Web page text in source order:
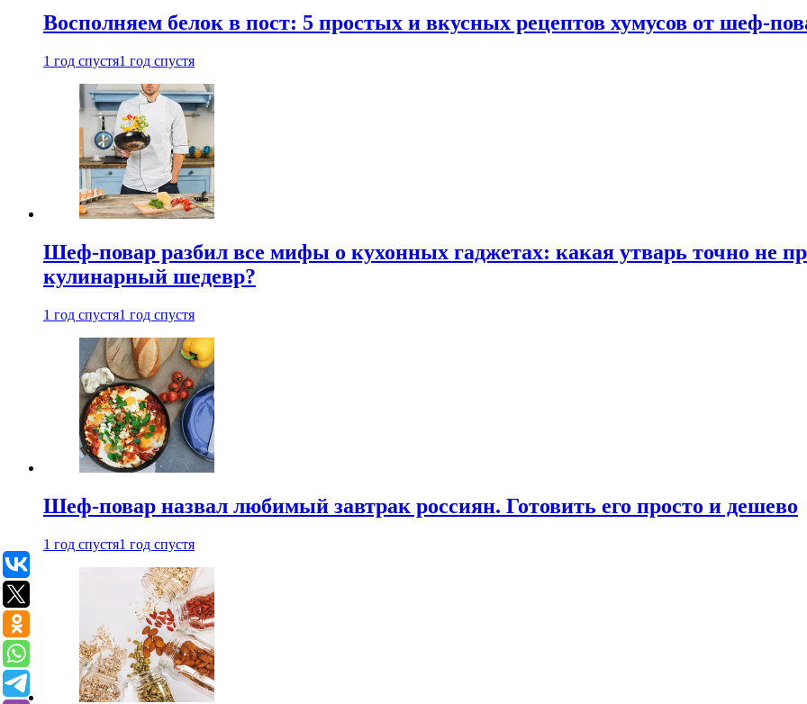
Восполняем белок в пост: 5 простых и вкусных рецептов хумусов от шеф-
1 год спустя1 год спустя
Шеф-повар разбил все мифы о кухонных гаджетах: какая утварь точно не
кулинарный шедевр?
1 год спустя1 год спустя
Шеф-повар назвал любимый завтрак россиян. Готовить его просто и дешево
1 год спустя1 год спустя